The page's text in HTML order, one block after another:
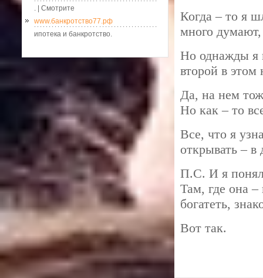
. | Смотрите
www.банкротство77.рф
ипотека и банкротство.
Когда – то я
много
Но однажды я
второй в этом
Да, на нем
Но как – то
Все, что я
открывать –
П.С. И я
Там, где она –
богатеть,
Вот так.